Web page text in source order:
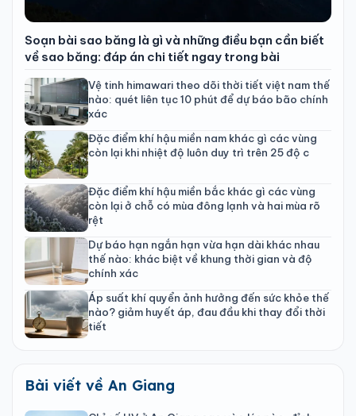
Soạn bài sao băng là gì và những điều bạn cần biết
về sao băng: đáp án chi tiết ngay trong bài
Vệ tinh himawari theo dõi thời tiết việt nam thế
nào: quét liên tục 10 phút để dự báo bão chính
xác
Đặc điểm khí hậu miền nam khác gì các vùng
còn lại khi nhiệt độ luôn duy trì trên 25 độ c
Đặc điểm khí hậu miền bắc khác gì các vùng
còn lại ở chỗ có mùa đông lạnh và hai mùa rõ
rệt
Dự báo hạn ngắn hạn vừa hạn dài khác nhau
thế nào: khác biệt về khung thời gian và độ
chính xác
Áp suất khí quyển ảnh hưởng đến sức khỏe thế
nào? giảm huyết áp, đau đầu khi thay đổi thời
tiết
Bài viết về An Giang